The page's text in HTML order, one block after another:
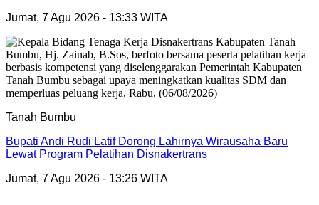
Jumat, 7 Agu 2026 - 13:33 WITA
Tanah Bumbu
Bupati Andi Rudi Latif Dorong Lahirnya Wirausaha Baru
Lewat Program Pelatihan Disnakertrans
Jumat, 7 Agu 2026 - 13:26 WITA